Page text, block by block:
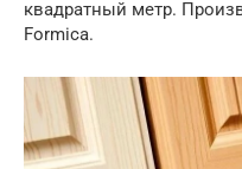
квадратный метр.
Formica.